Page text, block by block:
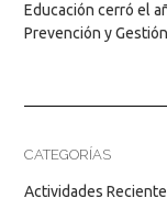
Educación cerró el
Prevención y
CATEGORÍAS
Actividades